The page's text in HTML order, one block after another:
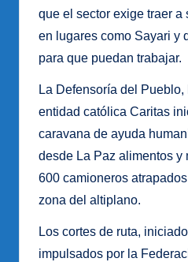
que el sector exige traer a
en lugares como Sayari y
para que puedan trabajar.
La Defensoría del
entidad católica Caritas
caravana de ayuda
desde La Paz alimentos y
600 camioneros
zona del altiplano.
Los cortes de ruta,
impulsados por la